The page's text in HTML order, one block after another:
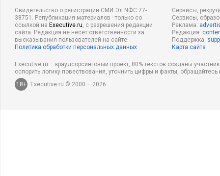
Свидетельство о регистрации СМИ Эл NФС 77-
38751. Републикация материалов - только со
ссылкой на Executive.ru, с разрешения редакции
сайта. Редакция не несет ответственности за
высказывания пользователей на сайте.
Политика обработки персональных данных
Сервисы,
Сервисы,
Реклама:
Редакция:
Поддержка:
Карта сайта
Executive.ru – краудсорсинговый проект, 80% текстов созданы
оспорить логику повествования, уточнить цифры и факты,
18+
Executive.ru © 2000 – 2026.